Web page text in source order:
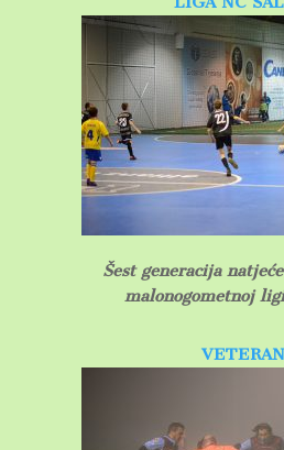
Šest generacija
malonogometnoj